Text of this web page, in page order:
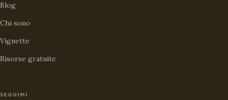
Blog
Chi sono
Vignette
Risorse gratuite
SEGUIMI